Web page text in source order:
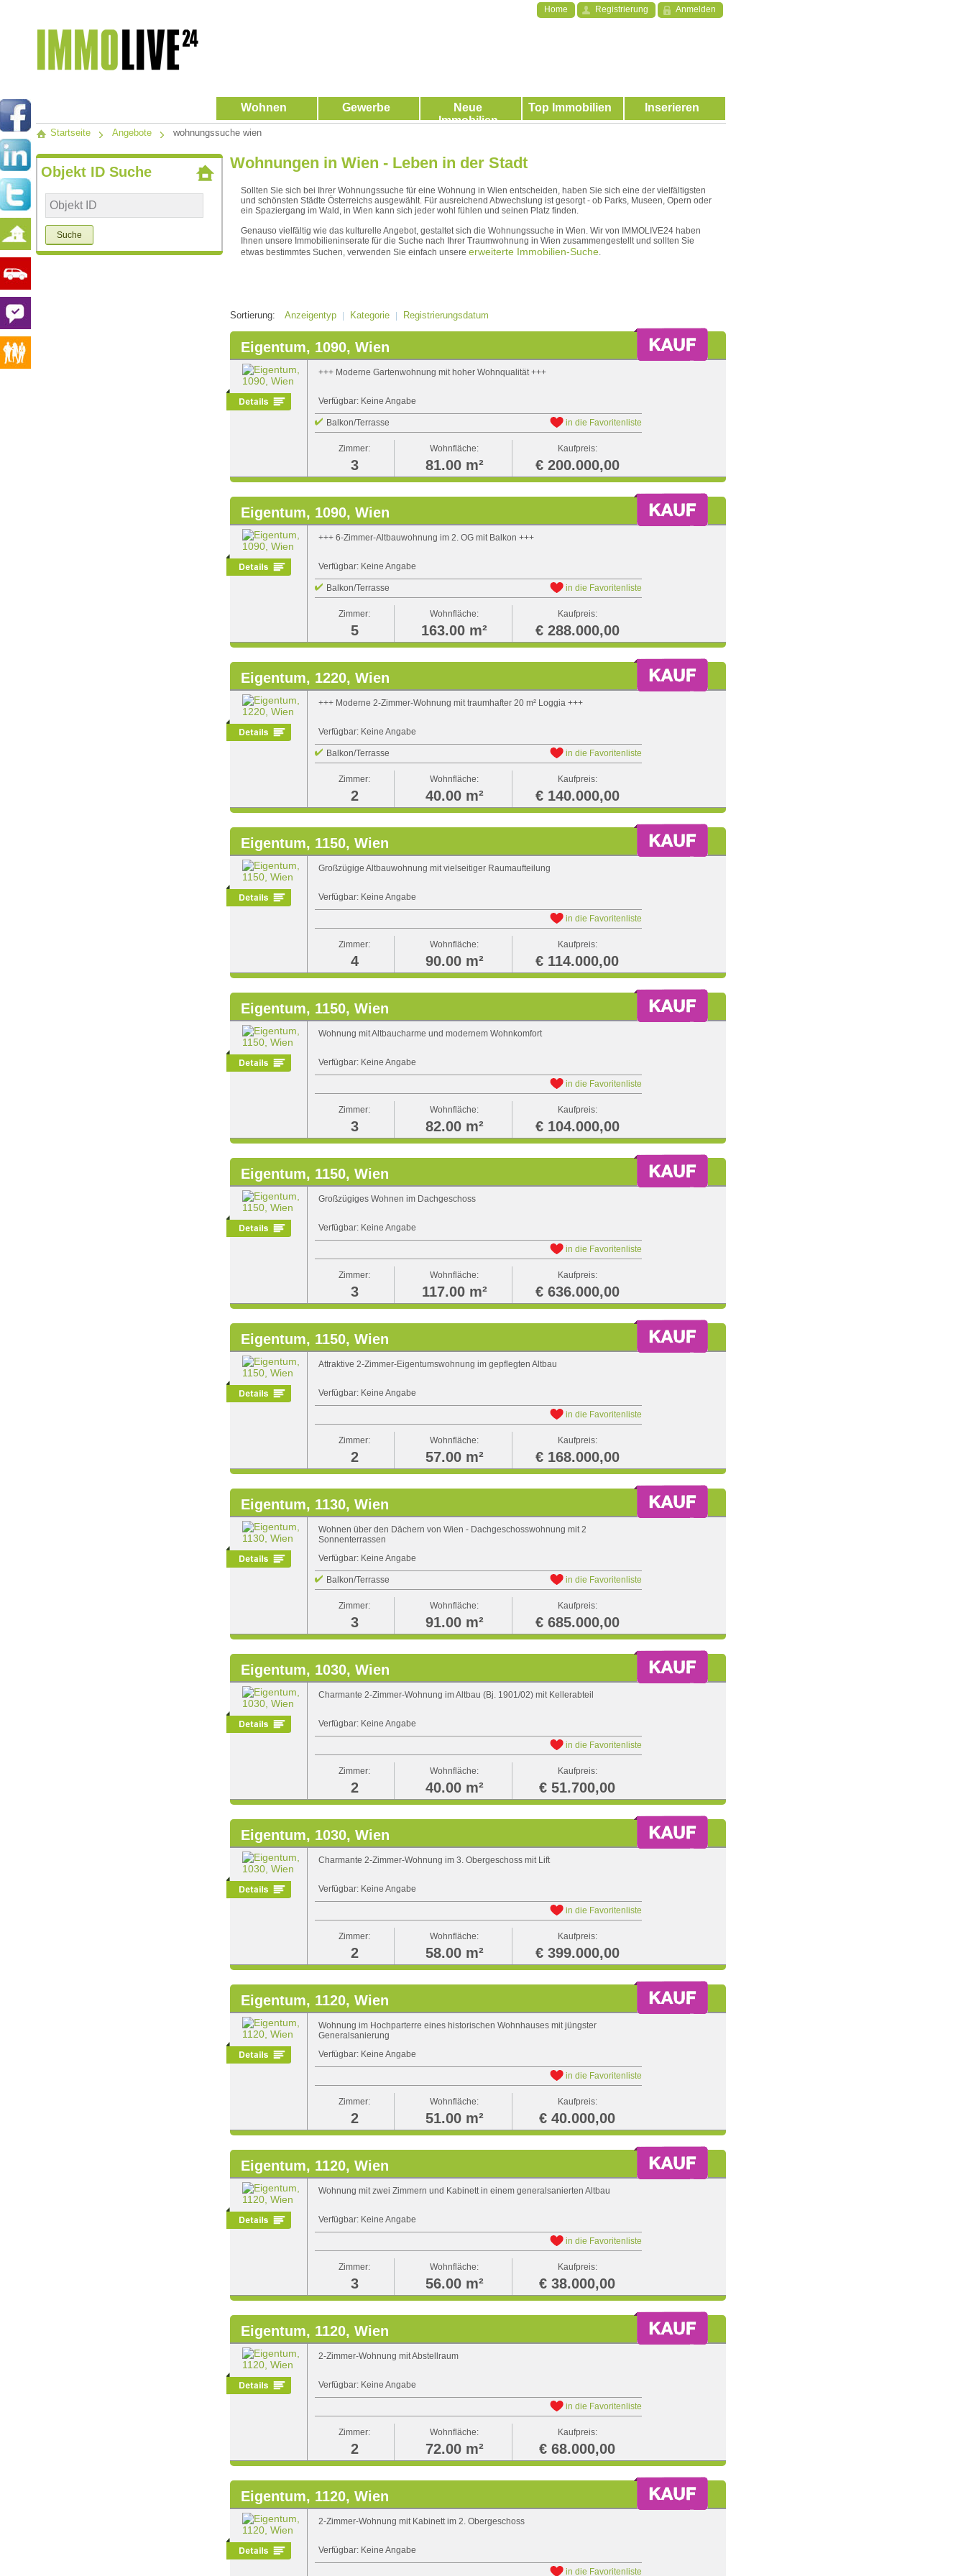
Home Registrierung Anmelden
Wohnen Gewerbe
Neue
Immobilien
Top Immobilien Inserieren
Startseite Angebote wohnungssuche wien
Objekt ID Suche Wohnungen in Wien - Leben in der Stadt
Sollten Sie sich bei Ihrer Wohnungssuche für eine Wohnung in Wien entscheiden, haben Sie sich eine der vielfältigsten
und schönsten Städte Österreichs ausgewählt. Für ausreichend Abwechslung ist gesorgt - ob Parks, Museen, Opern oder
ein Spaziergang im Wald, in Wien kann sich jeder wohl fühlen und seinen Platz finden.
Genauso vielfältig wie das kulturelle Angebot, gestaltet sich die Wohnungssuche in Wien. Wir von IMMOLIVE24 haben
Ihnen unsere Immobilieninserate für die Suche nach Ihrer Traumwohnung in Wien zusammengestellt und sollten Sie
etwas bestimmtes Suchen, verwenden Sie einfach unsere erweiterte Immobilien-Suche.
Sortierung: Anzeigentyp Kategorie Registrierungsdatum
Eigentum, 1090, Wien
+++ Moderne Gartenwohnung mit hoher Wohnqualität +++
Verfügbar: Keine Angabe
Balkon/Terrasse in die Favoritenliste
Zimmer:
3
Wohnfläche:
81.00 m²
Kaufpreis:
€ 200.000,00
Eigentum, 1090, Wien
+++ 6-Zimmer-Altbauwohnung im 2. OG mit Balkon +++
Verfügbar: Keine Angabe
Balkon/Terrasse in die Favoritenliste
Zimmer:
5
Wohnfläche:
163.00 m²
Kaufpreis:
€ 288.000,00
Eigentum, 1220, Wien
+++ Moderne 2-Zimmer-Wohnung mit traumhafter 20 m² Loggia +++
Verfügbar: Keine Angabe
Balkon/Terrasse in die Favoritenliste
Zimmer:
2
Wohnfläche:
40.00 m²
Kaufpreis:
€ 140.000,00
Eigentum, 1150, Wien
Großzügige Altbauwohnung mit vielseitiger Raumaufteilung
Verfügbar: Keine Angabe
in die Favoritenliste
Zimmer:
4
Wohnfläche:
90.00 m²
Kaufpreis:
€ 114.000,00
Eigentum, 1150, Wien
Wohnung mit Altbaucharme und modernem Wohnkomfort
Verfügbar: Keine Angabe
in die Favoritenliste
Zimmer:
3
Wohnfläche:
82.00 m²
Kaufpreis:
€ 104.000,00
Eigentum, 1150, Wien
Großzügiges Wohnen im Dachgeschoss
Verfügbar: Keine Angabe
in die Favoritenliste
Zimmer:
3
Wohnfläche:
117.00 m²
Kaufpreis:
€ 636.000,00
Eigentum, 1150, Wien
Attraktive 2-Zimmer-Eigentumswohnung im gepflegten Altbau
Verfügbar: Keine Angabe
in die Favoritenliste
Zimmer:
2
Wohnfläche:
57.00 m²
Kaufpreis:
€ 168.000,00
Eigentum, 1130, Wien
Wohnen über den Dächern von Wien - Dachgeschosswohnung mit 2
Sonnenterrassen
Verfügbar: Keine Angabe
Balkon/Terrasse in die Favoritenliste
Zimmer:
3
Wohnfläche:
91.00 m²
Kaufpreis:
€ 685.000,00
Eigentum, 1030, Wien
Charmante 2-Zimmer-Wohnung im Altbau (Bj. 1901/02) mit Kellerabteil
Verfügbar: Keine Angabe
in die Favoritenliste
Zimmer:
2
Wohnfläche:
40.00 m²
Kaufpreis:
€ 51.700,00
Eigentum, 1030, Wien
Charmante 2-Zimmer-Wohnung im 3. Obergeschoss mit Lift
Verfügbar: Keine Angabe
in die Favoritenliste
Zimmer:
2
Wohnfläche:
58.00 m²
Kaufpreis:
€ 399.000,00
Eigentum, 1120, Wien
Wohnung im Hochparterre eines historischen Wohnhauses mit jüngster
Generalsanierung
Verfügbar: Keine Angabe
in die Favoritenliste
Zimmer:
2
Wohnfläche:
51.00 m²
Kaufpreis:
€ 40.000,00
Eigentum, 1120, Wien
Wohnung mit zwei Zimmern und Kabinett in einem generalsanierten Altbau
Verfügbar: Keine Angabe
in die Favoritenliste
Zimmer:
3
Wohnfläche:
56.00 m²
Kaufpreis:
€ 38.000,00
Eigentum, 1120, Wien
2-Zimmer-Wohnung mit Abstellraum
Verfügbar: Keine Angabe
in die Favoritenliste
Zimmer:
2
Wohnfläche:
72.00 m²
Kaufpreis:
€ 68.000,00
Eigentum, 1120, Wien
2-Zimmer-Wohnung mit Kabinett im 2. Obergeschoss
Verfügbar: Keine Angabe
in die Favoritenliste